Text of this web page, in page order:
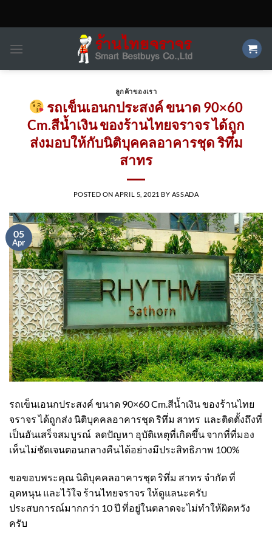
ลูกค้าของเรา
รถเข็นเอนกประสงค์ ขนาด 90×60
Cm.สีน้ำเงิน ของร้านไทยจราจร ได้ถูก
ส่งมอบให้กับนิติบุคคลอาคารชุด ริทึ่ม
สาทร
POSTED ON APRIL 5, 2021 BY ASSADA
05
Apr
รถเข็นเอนกประสงค์ ขนาด 90×60 Cm.สีน้ำเงิน ของร้านไทย
จราจร ได้ถูกส่ง นิติบุคคลอาคารชุด ริทึ่ม สาทร และติดตั้งถึงที่
เป็นอันเสร็จสมบูรณ์ ลดปัญหา อุบัติเหตุที่เกิดขึ้น จากที่ที่มอง
เห็นไม่ชัดเจนตอนกลางคืนได้อย่างมีประสิทธิภาพ 100%
ขอขอบพระคุณ นิติบุคคลอาคารชุด ริทึ่ม สาทร จำกัด ที่
อุดหนุน และไว้ใจ ร้านไทยจราจร ให้ดูแลนะครับ
ประสบการณ์มากกว่า 10 ปี ที่อยู่ในตลาดจะไม่ทำให้ผิดหวัง
ครับ